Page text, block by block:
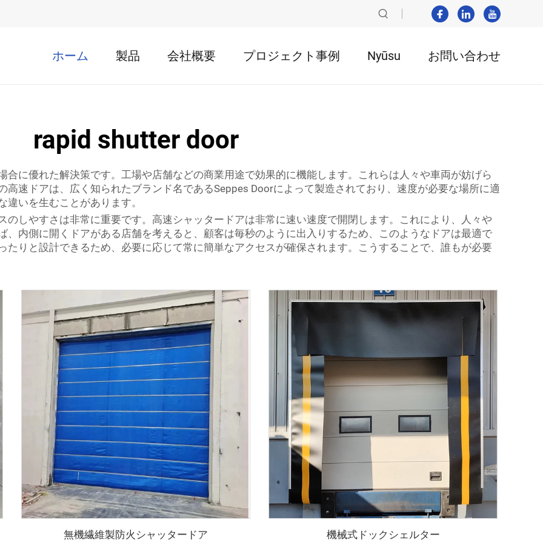
ホーム 製品 会社概要 プロジェクト事例 Nyūsu お問い合わせ
rapid shutter door
に優れた解決策です。工場や店舗などの商業用途で効果的に機能します。これらは人々や車両が妨げら
速ドアは、広く知られたブランド名であるSeppes Doorによって製造されており、速度が必要な場所に適
いを生むことがあります。
しやすさは非常に重要です。高速シャッタードアは非常に速い速度で開閉します。これにより、人々や
、内側に開くドアがある店舗を考えると、顧客は毎秒のように出入りするため、このようなドアは最適で
たりと設計できるため、必要に応じて常に簡単なアクセスが確保されます。こうすることで、誰もが必要
無機繊維製防火シャッタードア 機械式ドックシェルター